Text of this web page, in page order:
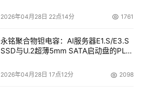
2026年04月28日 22点14分 1761
永铭聚合物钽电容：AI服务器E1.S/E3.S
SSD与U.2超薄5mm SATA启动盘的PLP
2026年04月28日 17点12分 2098